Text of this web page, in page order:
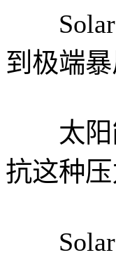
Solar
到极端
太阳能
抗这种压
Solar